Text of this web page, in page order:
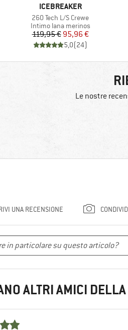
MARCHIO
ICEBREAKER
Articolo
260 Tech L/S Crewe
Gruppo di prodotti
Intimo lana merinos
Prezzo
119,95 €Prezzo ridotto
95,96 €
5,0(24)
Le nostre
UNA RECENSIONE
ALTRI AMICI